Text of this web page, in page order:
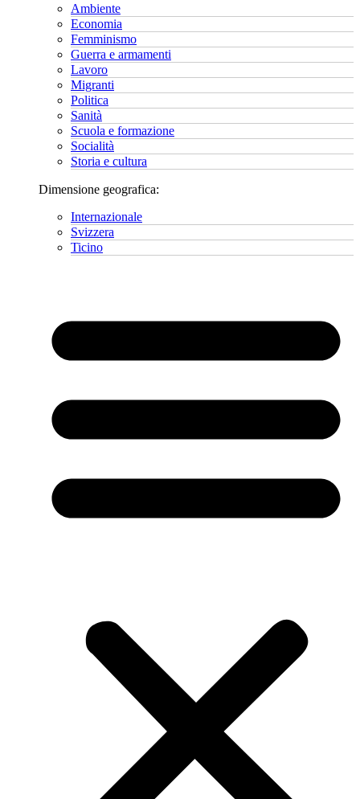
Ambiente
Economia
Femminismo
Guerra e armamenti
Lavoro
Migranti
Politica
Sanità
Scuola e formazione
Socialità
Storia e cultura
Dimensione geografica:
Internazionale
Svizzera
Ticino